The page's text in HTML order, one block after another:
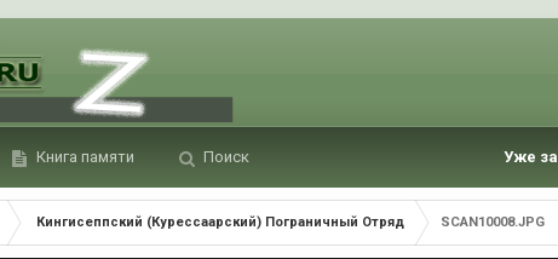
Книга памяти Поиск Уже
Кингисеппский (Курессаарский) Пограничный Отряд SCAN10008.JPG